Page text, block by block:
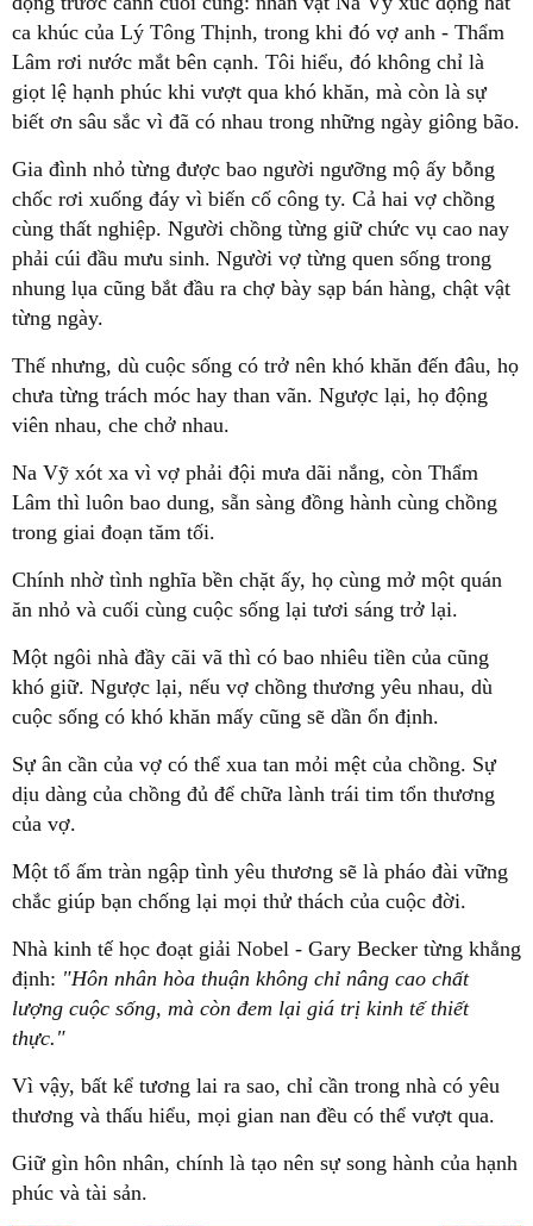
ca khúc của Lý Tông Thịnh, trong khi đó vợ anh - Thẩm
Lâm rơi nước mắt bên cạnh. Tôi hiểu, đó không chỉ là
giọt lệ hạnh phúc khi vượt qua khó khăn, mà còn là sự
biết ơn sâu sắc vì đã có nhau trong những ngày giông bão.
Gia đình nhỏ từng được bao người ngưỡng mộ ấy bỗng
chốc rơi xuống đáy vì biến cố công ty. Cả hai vợ chồng
cùng thất nghiệp. Người chồng từng giữ chức vụ cao nay
phải cúi đầu mưu sinh. Người vợ từng quen sống trong
nhung lụa cũng bắt đầu ra chợ bày sạp bán hàng, chật vật
từng ngày.
Thế nhưng, dù cuộc sống có trở nên khó khăn đến đâu, họ
chưa từng trách móc hay than vãn. Ngược lại, họ động
viên nhau, che chở nhau.
Na Vỹ xót xa vì vợ phải đội mưa dãi nắng, còn Thẩm
Lâm thì luôn bao dung, sẵn sàng đồng hành cùng chồng
trong giai đoạn tăm tối.
Chính nhờ tình nghĩa bền chặt ấy, họ cùng mở một quán
ăn nhỏ và cuối cùng cuộc sống lại tươi sáng trở lại.
Một ngôi nhà đầy cãi vã thì có bao nhiêu tiền của cũng
khó giữ. Ngược lại, nếu vợ chồng thương yêu nhau, dù
cuộc sống có khó khăn mấy cũng sẽ dần ổn định.
Sự ân cần của vợ có thể xua tan mỏi mệt của chồng. Sự
dịu dàng của chồng đủ để chữa lành trái tim tổn thương
của vợ.
Một tổ ấm tràn ngập tình yêu thương sẽ là pháo đài vững
chắc giúp bạn chống lại mọi thử thách của cuộc đời.
Nhà kinh tế học đoạt giải Nobel - Gary Becker từng khẳng
định: "Hôn nhân hòa thuận không chỉ nâng cao chất
lượng cuộc sống, mà còn đem lại giá trị kinh tế thiết
thực."
Vì vậy, bất kể tương lai ra sao, chỉ cần trong nhà có yêu
thương và thấu hiểu, mọi gian nan đều có thể vượt qua.
Giữ gìn hôn nhân, chính là tạo nên sự song hành của hạnh
phúc và tài sản.